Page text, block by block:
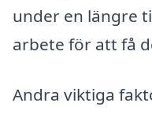
under en längre
arbete för att få
Andra viktiga